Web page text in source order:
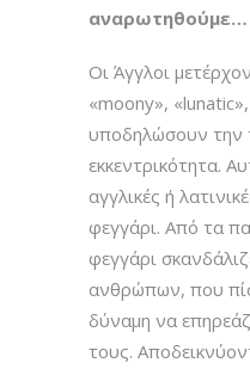
αναρωτηθούμε…
Οι Άγγλοι
«moony»,
υποδηλώσουν την
εκκεντρικότητα.
αγγλικές ή
φεγγάρι. Από τα
φεγγάρι
ανθρώπων, που
δύναμη να
τους.